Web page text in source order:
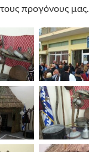
προγόνους μας.